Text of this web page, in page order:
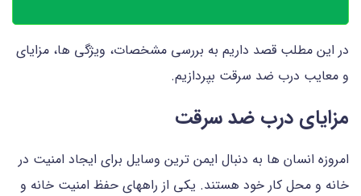
در این مطلب قصد داریم به بررسی مشخصات، ویژگی ها، مزایای
و معایب درب ضد سرقت بپردازیم.
مزایای درب ضد سرقت
امروزه انسان ها به دنبال ایمن ترین وسایل برای ایجاد امنیت در
خانه و محل کار خود هستند. یکی از راههای حفظ امنیت خانه و